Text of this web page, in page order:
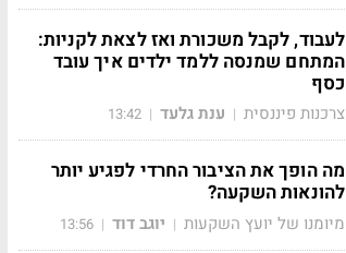
לעבוד, לקבל משכורת ואז לצאת לקניות:
המתחם שמנסה ללמד ילדים איך עובד
כסף
צרכנות פיננסית | ענת גלעד |
13:42
מה הופך את הציבור החרדי לפגיע יותר
להונאות השקעה?
מיומנו של יועץ השקעות | יוגב דוד |
13:56